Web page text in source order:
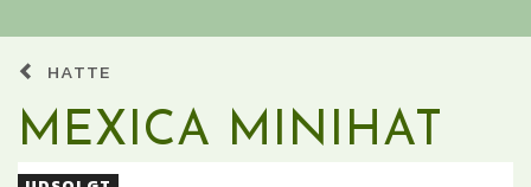
HATTE
MEXICA MINIHAT